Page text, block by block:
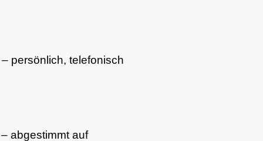
persönlich, telefonisch
abgestimmt auf